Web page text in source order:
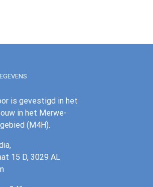
is gevestigd in het
in het Merwe-
(M4H).
15 D, 3029 AL